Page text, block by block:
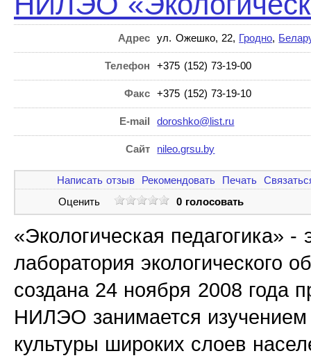
Адрес ул. Ожешко, 22, Гродно,
Телефон +375 (152) 73-19-00
Факс +375 (152) 73-19-10
E-mail doroshko@list.ru
Сайт nileo.grsu.by
Написать отзыв Рекомендовать Печать
Оценить
0 голосовать
«Экологическая педагогика» -
лаборатория
создана 24 ноября 2008 года
НИЛЭО занимается изучением
культуры широких слоев